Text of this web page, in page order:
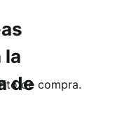
de compra.
la
de